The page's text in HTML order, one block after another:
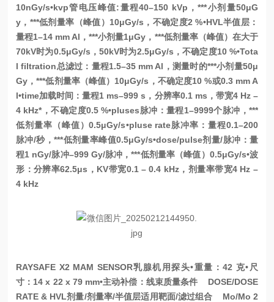
10nGy/s•kvp管电压峰值:量程40–150 kVp，***小剂量50μG
y，***低剂量率（峰值）10μGy/s，不确定度2 %•HVL半值层：
量程1–14 mm Al，***小剂量1μGy，***低剂量率（峰值）在大于
70kV时为0.5μGy/s，50kV时为2.5μGy/s，不确定度10 %•Tota
l filtration总滤过：量程1.5–35 mm Al，测量时的***小剂量50μ
Gy，***低剂量率（峰值）10μGy/s，不确定度10 %或0.3 mm A
l•time加载时间：量程1 ms–999 s，分辨率0.1 ms，带宽4 Hz –
4 kHz*，不确定度0.5 %•pluses脉冲：量程1–9999个脉冲，***
低剂量率（峰值）0.5μGy/s•pluse rate脉冲率：量程0.1–200
脉冲/秒，***低剂量率峰值0.5μGy/s•dose/pulse剂量/脉冲：量
程1 nGy/脉冲–999 Gy/脉冲，***低剂量率（峰值）0.5μGy/s•波
形：分辨率62.5μs，KV带宽0.1 – 0.4 kHz，剂量率带宽4 Hz –
4 kHz
RAYSAFE X2 MAM SENSOR乳腺机用探头•重量：42 克•尺
寸：14 x 22 x 79 mm•主动补偿：线束质量条件 DOSE/DOSE
RATE & HVL剂量/剂量率/半值层适用靶面/滤过组合 Mo/Mo 2